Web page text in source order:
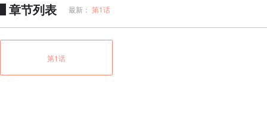
章节列表 最新： 第1话
第1话